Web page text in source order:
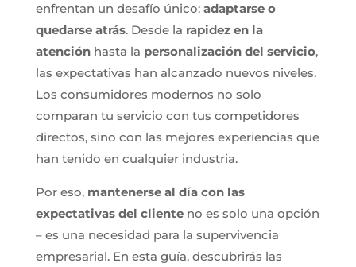
enfrentan un desafío único: adaptarse o
quedarse atrás. Desde la rapidez en la
atenciónhasta la personalización del servicio,
las expectativas han alcanzado nuevos niveles.
Los consumidores modernos no solo
comparan tu servicio con tus competidores
directos, sino con las mejores experiencias que
han tenido en cualquier industria.
Por eso, mantenerse al día con las
expectativas del clienteno es solo una opción
– es una necesidad para la supervivencia
empresarial. En esta guía, descubrirás las